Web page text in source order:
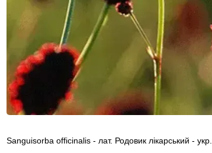
Sanguisorba officinalis - лат. Родовик лікарський - укр.